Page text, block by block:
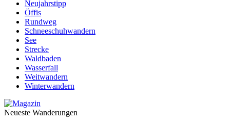
Neujahrstipp
Öffis
Rundweg
Schneeschuhwandern
See
Strecke
Waldbaden
Wasserfall
Weitwandern
Winterwandern
Neueste Wanderungen